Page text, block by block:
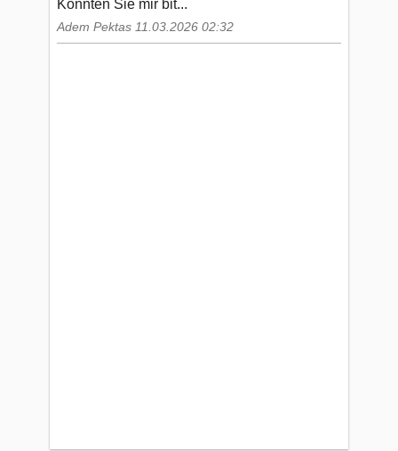
Könnten Sie mir bit...
Adem Pektas 11.03.2026 02:32